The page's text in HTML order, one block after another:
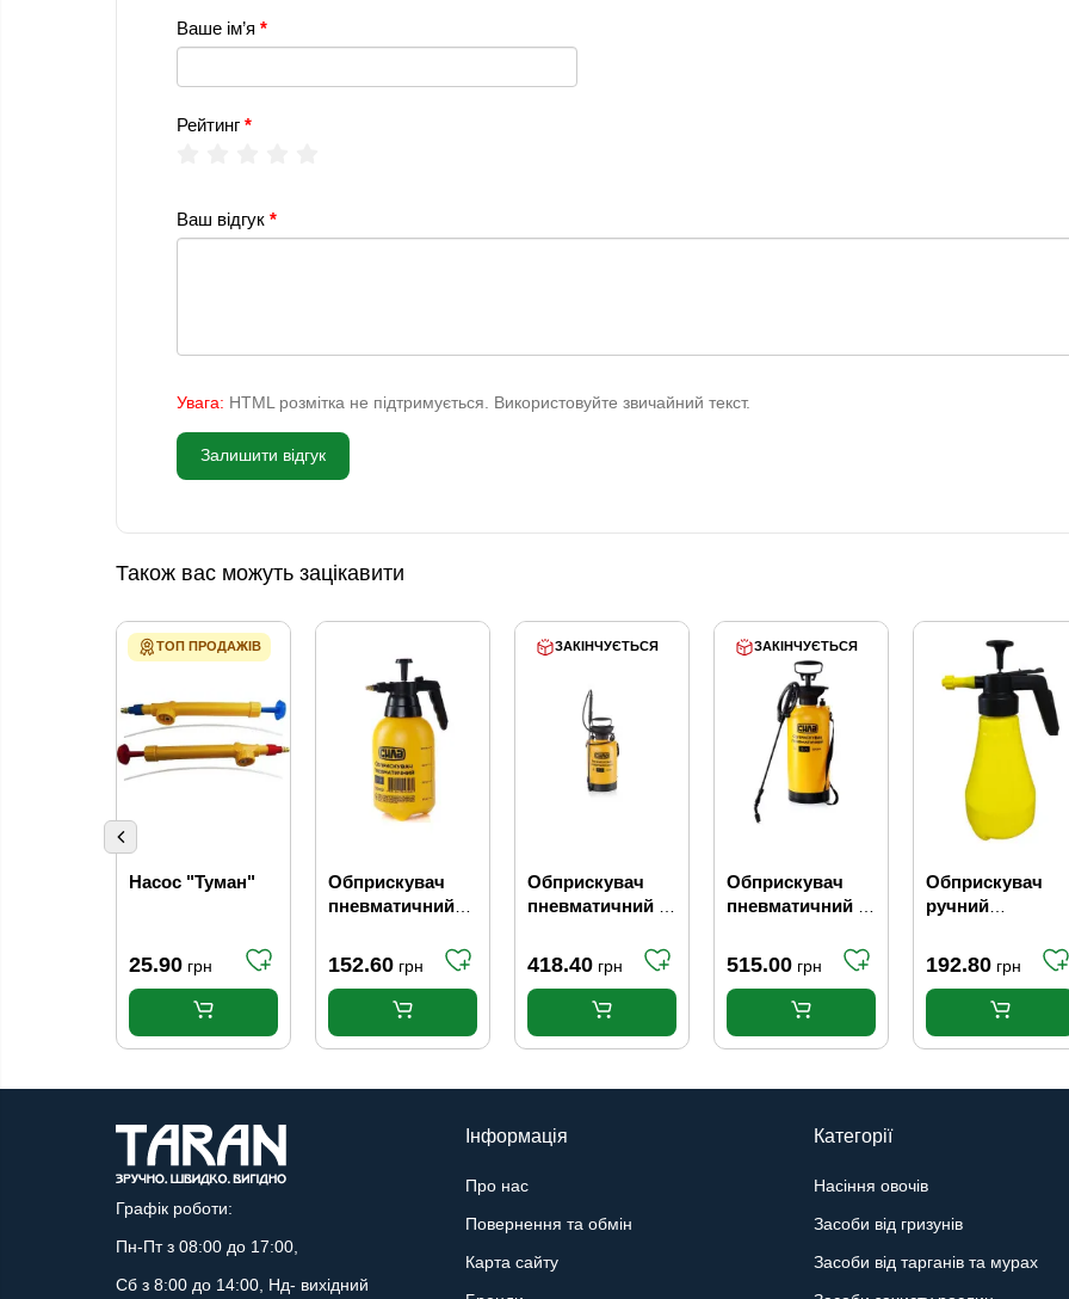
Ваше ім’я
Рейтинг
Ваш відгук
Увага: HTML розмітка не підтримується. Використовуйте звичайний текст.
Залишити відгук
Також вас можуть зацікавити
ТОП ПРОДАЖІВ
Насос "Туман"
25.90 грн
Обприскувач
пневматичний
152.60 грн
ЗАКІНЧУЄТЬСЯ
Обприскувач
пневматичний 5
418.40 грн
ЗАКІНЧУЄТЬСЯ
Обприскувач
пневматичний 8
515.00 грн
Обприскувач
ручний
192.80 грн
Графік роботи:
Пн-Пт з 08:00 до 17:00,
Сб з 8:00 до 14:00, Нд- вихідний
Інформація
Про нас
Повернення та обмін
Карта сайту
Категорії
Насіння овочів
Засоби від гризунів
Засоби від тарганів та мурах